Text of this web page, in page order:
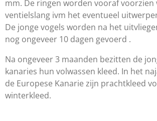
mm. De ringen worden vooraf voorzien
ventielslang ivm het eventueel
De jonge vogels worden na het
nog ongeveer 10 dagen gevoerd .
Na ongeveer 3 maanden bezitten de
kanaries hun volwassen kleed. In het
de Europese Kanarie zijn prachtkleed
winterkleed.